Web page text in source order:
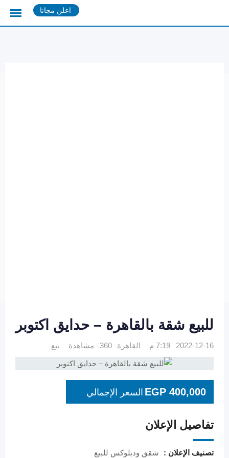
اعلن مجانا
للبيع شقة بالقاهرة – حدايق اكتوبر
2022-12-16 7:19 م القاهرة 360 مشاهدة بيع
EGP 400,000 السعر الإجمالي
تفاصيل الإعلان
تصنيف الإعلان : شقق ودبلوكس للبيع